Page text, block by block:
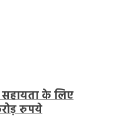
सहायता के लिए
रुपये